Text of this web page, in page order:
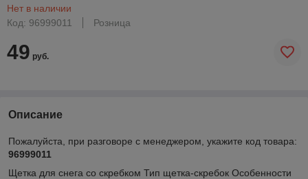
Нет в наличии
Код: 96999011
Розница
49 руб.
Описание
Пожалуйста, при разговоре с менеджером, укажите код товара:
96999011
Щетка для снега со скребком Тип щетка-скребок Особенности